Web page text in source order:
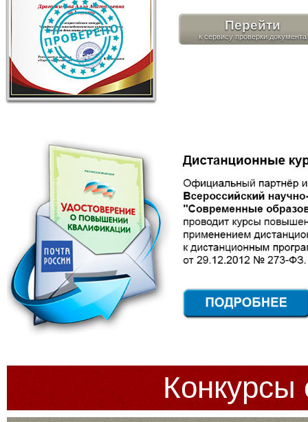
Перейти
Конкурсы